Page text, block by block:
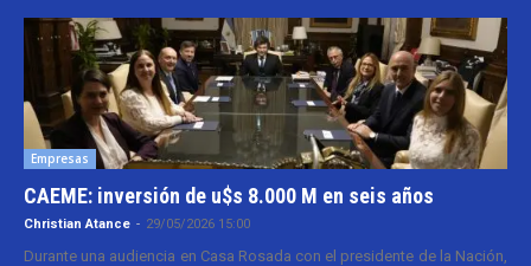
Empresas
CAEME: inversión de u$s 8.000 M en seis años
Christian Atance - 29/05/2026 15:00
Durante una audiencia en Casa Rosada con el presidente de la Nación,